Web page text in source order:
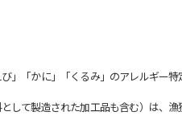
」「かに」「くるみ」のアレルギー特
て製造された加工品も含む）は、